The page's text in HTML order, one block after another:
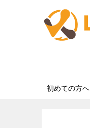
初めての方へ